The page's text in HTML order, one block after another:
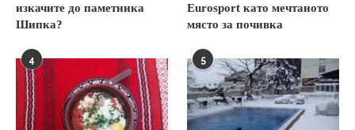
изкачите до паметника
Шипка?
Eurosport като мечтаното
място за почивка
4 5